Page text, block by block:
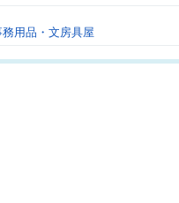
用品・文房具屋